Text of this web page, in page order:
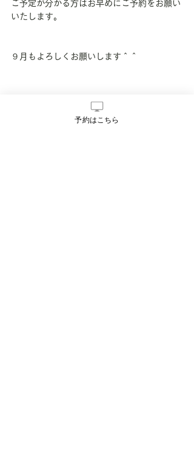
ご予定が分かる方はお早めにご予約をお願い
いたします。
９月もよろしくお願いします＾＾
予約はこちら